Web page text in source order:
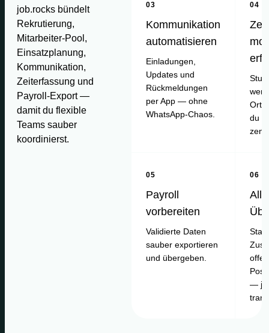
job.rocks bündelt
Rekrutierung,
Mitarbeiter-Pool,
Einsatzplanung,
Kommunikation,
Zeiterfassung und
Payroll-Export —
damit du flexible
Teams sauber
koordinierst.
03
Kommunikation
automatisieren
Einladungen,
Updates und
Rückmeldungen
per App — ohne
WhatsApp-Chaos.
04
Ort
du
05
Payroll
vorbereiten
Validierte Daten
sauber exportieren
und übergeben.
06
—